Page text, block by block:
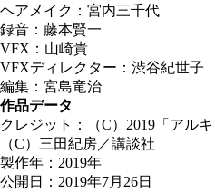
ヘアメイク：宮内三千代
録音：藤本賢一
VFX：山崎貴
VFXディレクター：渋谷紀世子
編集：宮島竜治
作品データ
クレジット：（C）2019「アル
（C）三田紀房／講談社
製作年：2019年
公開日：2019年7月26日